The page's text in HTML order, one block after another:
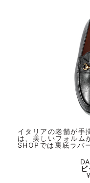
イタリアの老舗が手
は、美しいフォルム
SHOPでは裏底ラバ